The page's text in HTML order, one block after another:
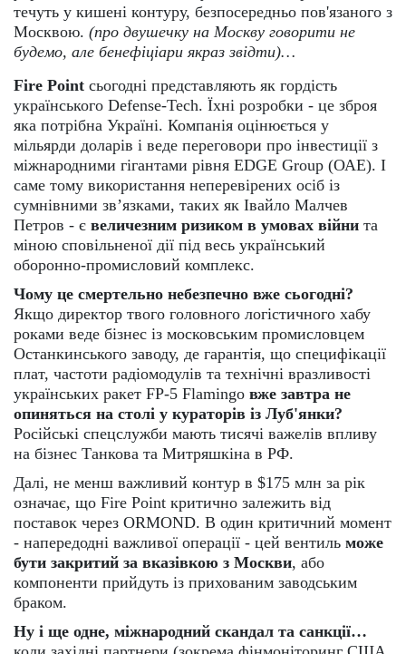
течуть у кишені контуру, безпосередньо пов'язаного з
Москвою. (про двушечку на Москву говорити не
будемо, але бенефіціари якраз звідти)…
Fire Point сьогодні представляють як гордість
українського Defense-Tech. Їхні розробки - це зброя
яка потрібна Україні. Компанія оцінюється у
мільярди доларів і веде переговори про інвестиції з
міжнародними гігантами рівня EDGE Group (ОАЕ). І
саме тому використання неперевірених осіб із
сумнівними зв’язками, таких як Івайло Малчев
Петров - є величезним ризиком в умовах війни та
міною сповільненої дії під весь український
оборонно-промисловий комплекс.
Чому це смертельно небезпечно вже сьогодні?
Якщо директор твого головного логістичного хабу
роками веде бізнес із московським промисловцем
Останкинського заводу, де гарантія, що специфікації
плат, частоти радіомодулів та технічні вразливості
українських ракет FP-5 Flamingo вже завтра не
опиняться на столі у кураторів із Луб'янки?
Російські спецслужби мають тисячі важелів впливу
на бізнес Танкова та Митряшкіна в РФ.
Далі, не менш важливий контур в $175 млн за рік
означає, що Fire Point критично залежить від
поставок через ORMOND. В один критичний момент
- напередодні важливої операції - цей вентиль може
бути закритий за вказівкою з Москви, або
компоненти прийдуть із прихованим заводським
браком.
Ну і ще одне, міжнародний скандал та санкції…